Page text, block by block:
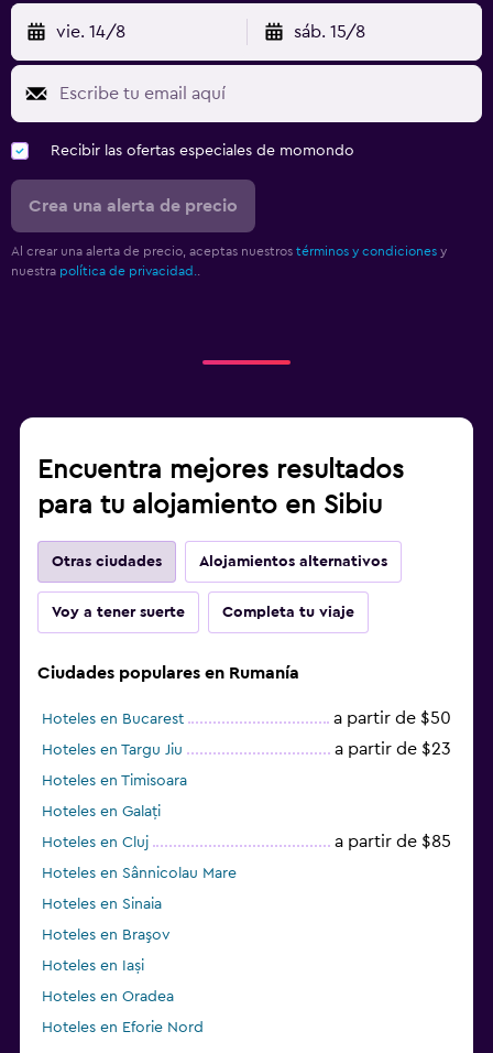
vie. 14/8 sáb. 15/8
Recibir las ofertas especiales de momondo
Crea una alerta de precio
Al crear una alerta de precio, aceptas nuestros términos y condiciones y
nuestra política de privacidad.
Encuentra mejores resultados
para tu alojamiento en Sibiu
Otras ciudades Alojamientos alternativos
Voy a tener suerte Completa tu viaje
Ciudades populares en Rumanía
Hoteles en Bucarest a partir de $50
Hoteles en Targu Jiu a partir de $23
Hoteles en Timisoara
Hoteles en Galați
Hoteles en Cluj
a partir de $85
Hoteles en Sânnicolau Mare
Hoteles en Sinaia
Hoteles en Braşov
Hoteles en Iași
Hoteles en Oradea
Hoteles en Eforie Nord